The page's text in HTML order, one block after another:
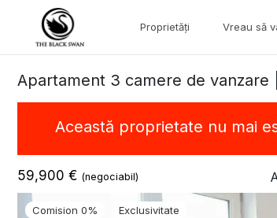
Proprietăți Vreau să
Apartament 3 camere de vanzare
Această proprietate nu mai
59,900 € (negociabil)
Comision 0% Exclusivitate